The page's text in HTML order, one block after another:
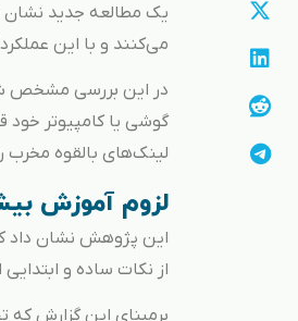
می‌کنند و با این
در این بررسی مشخص شد که 81درصد
لینک‌های بالقوه مخرب
لزوم آموزش
این پژوهش نشان داد
از نکات ساده و